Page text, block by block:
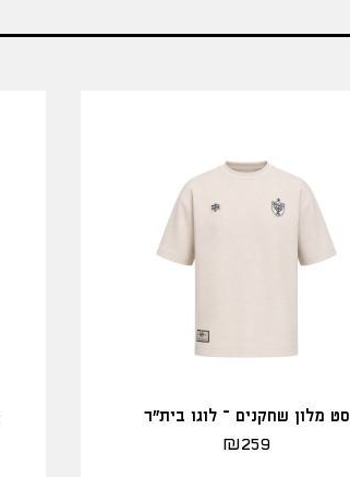
סט מלון שחקנים – לוגו בית"ר
₪259